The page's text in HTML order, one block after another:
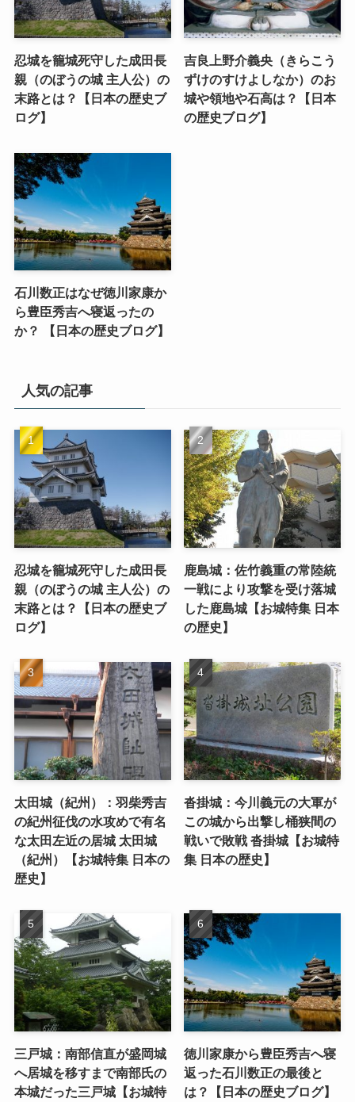
忍城を籠城死守した成田長
親（のぼうの城 主人公）の
末路とは？【日本の歴史ブ
ログ】
吉良上野介義央（きらこう
ずけのすけよしなか）のお
城や領地や石高は？【日本
の歴史ブログ】
石川数正はなぜ徳川家康か
ら豊臣秀吉へ寝返ったの
か？ 【日本の歴史ブログ】
人気の記事
忍城を籠城死守した成田長
親（のぼうの城 主人公）の
末路とは？【日本の歴史ブ
ログ】
鹿島城：佐竹義重の常陸統
一戦により攻撃を受け落城
した鹿島城【お城特集 日本
の歴史】
太田城（紀州）：羽柴秀吉
の紀州征伐の水攻めで有名
な太田左近の居城 太田城
（紀州）【お城特集 日本の
歴史】
沓掛城：今川義元の大軍が
この城から出撃し桶狭間の
戦いで敗戦 沓掛城【お城特
集 日本の歴史】
三戸城：南部信直が盛岡城
へ居城を移すまで南部氏の
本城だった三戸城【お城特
徳川家康から豊臣秀吉へ寝
返った石川数正の最後と
は？【日本の歴史ブログ】